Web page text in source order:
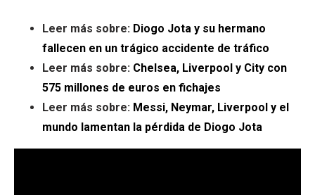
Leer más sobre: Diogo Jota y su hermano
fallecen en un trágico accidente de tráfico
Leer más sobre: Chelsea, Liverpool y City con
575 millones de euros en fichajes
Leer más sobre: Messi, Neymar, Liverpool y el
mundo lamentan la pérdida de Diogo Jota